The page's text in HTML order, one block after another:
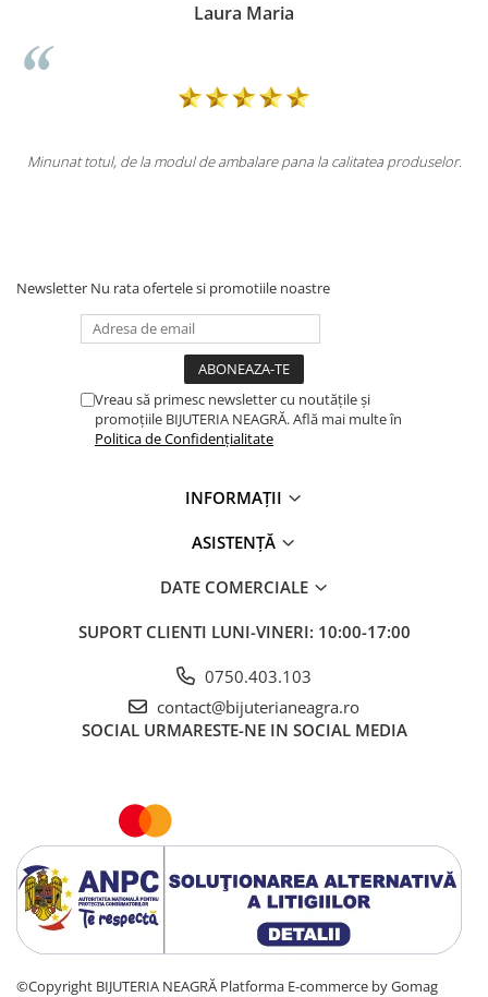
Laura Maria
Minunat totul, de la modul de ambalare pana la calitatea produselor.
Newsletter Nu rata ofertele si promotiile noastre
Vreau să primesc newsletter cu noutățile și
promoțiile BIJUTERIA NEAGRĂ. Află mai multe în
Politica de Confidențialitate
INFORMAȚII
ASISTENȚĂ
DATE COMERCIALE
SUPORT CLIENTI LUNI-VINERI: 10:00-17:00
0750.403.103
contact@bijuterianeagra.ro
SOCIAL URMARESTE-NE IN SOCIAL MEDIA
©Copyright BIJUTERIA NEAGRĂ Platforma E-commerce by Gomag